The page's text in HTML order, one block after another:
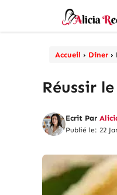
Accueil › Dîner ›
Réussir
Ecrit Par
Publié le: 22